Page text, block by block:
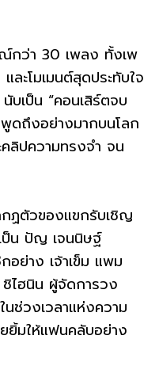
กว่า 30 เพลง ทั้งเพ
ะโมเมนต์สุดประทับใจ
บเป็น “คอนเสิร์ตจบ
ดถึงอย่างมากบนโลก
ลิปความทรงจำ จน
ฏตัวของแขกรับเชิญ
ป็น ปัญ เจนนิษฐ์
อย่าง เจ้าเข็ม แพม
ไฮนิน ผู้จัดการวง
ช่วงเวลาแห่งความ
ยิ้มให้แฟนคลับอย่าง